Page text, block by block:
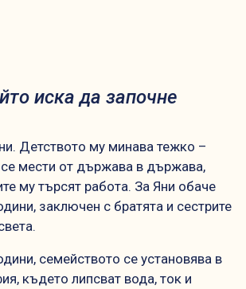
иска да започне
Детството му минава тежко –
мести от държава в държава,
му търсят работа. За Яни обаче
заключен с братята и сестрите
семейството се установява в
където липсват вода, ток и